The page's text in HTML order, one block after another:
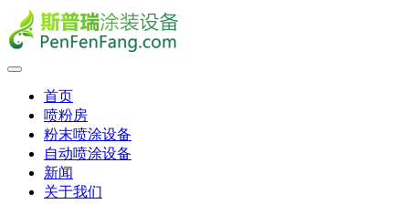
首页
喷粉房
粉末喷涂设备
自动喷涂设备
新闻
关于我们